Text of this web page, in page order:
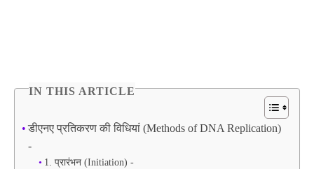
IN THIS ARTICLE
डीएनए प्रतिकरण की विधियां (Methods of DNA Replication)
-
1. प्रारंभन (Initiation) -